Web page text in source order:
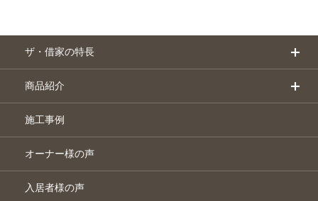
ザ・借家の特長
商品紹介
施工事例
オーナー様の声
入居者様の声